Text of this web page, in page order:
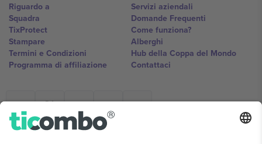
Riguardo a
Squadra
TixProtect
Stampare
Termini e Condizioni
Programma di affiliazione
Servizi aziendali
Domande Frequenti
Come funziona?
Alberghi
Hub della Coppa del Mondo
Contattaci